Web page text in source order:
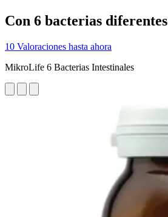
Con 6 bacterias diferentes
10 Valoraciones hasta ahora
MikroLife 6 Bacterias Intestinales